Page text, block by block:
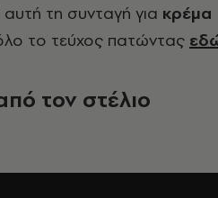
τη συνταγή για κρέμα
το τεύχος πατώντας
τον στέλιο